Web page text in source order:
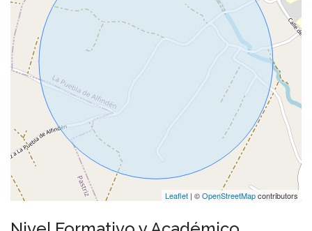
Leaflet | ©OpenStreetMapcontributors